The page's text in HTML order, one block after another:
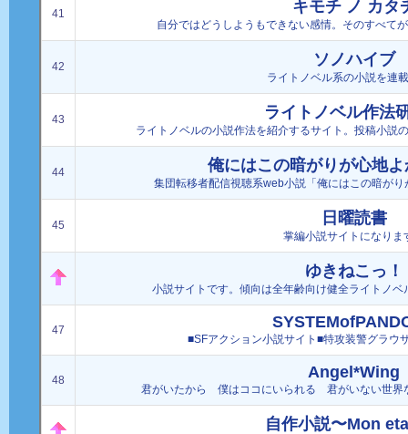
41 キモチ ノ カタ
自分ではどうしようもできない感情。そのすべて
42 ソノハイブ
ライトノベル系の小説を連
43 ライトノベル作法
ライトノベルの小説作法を紹介するサイト。投稿小説
44 俺にはこの暗がりが心地
集団転移者配信視聴系web小説「俺にはこの暗が
45 日曜読書
掌編小説サイトになりま
ゆきねこっ！
小説サイトです。傾向は全年齢向け健全ライトノ
47
■SFアクション小説サイト■特攻装警グラウ
48 Angel*Wing
君がいたから 僕はココにいられる 君がいない世界
自作小説〜Mon